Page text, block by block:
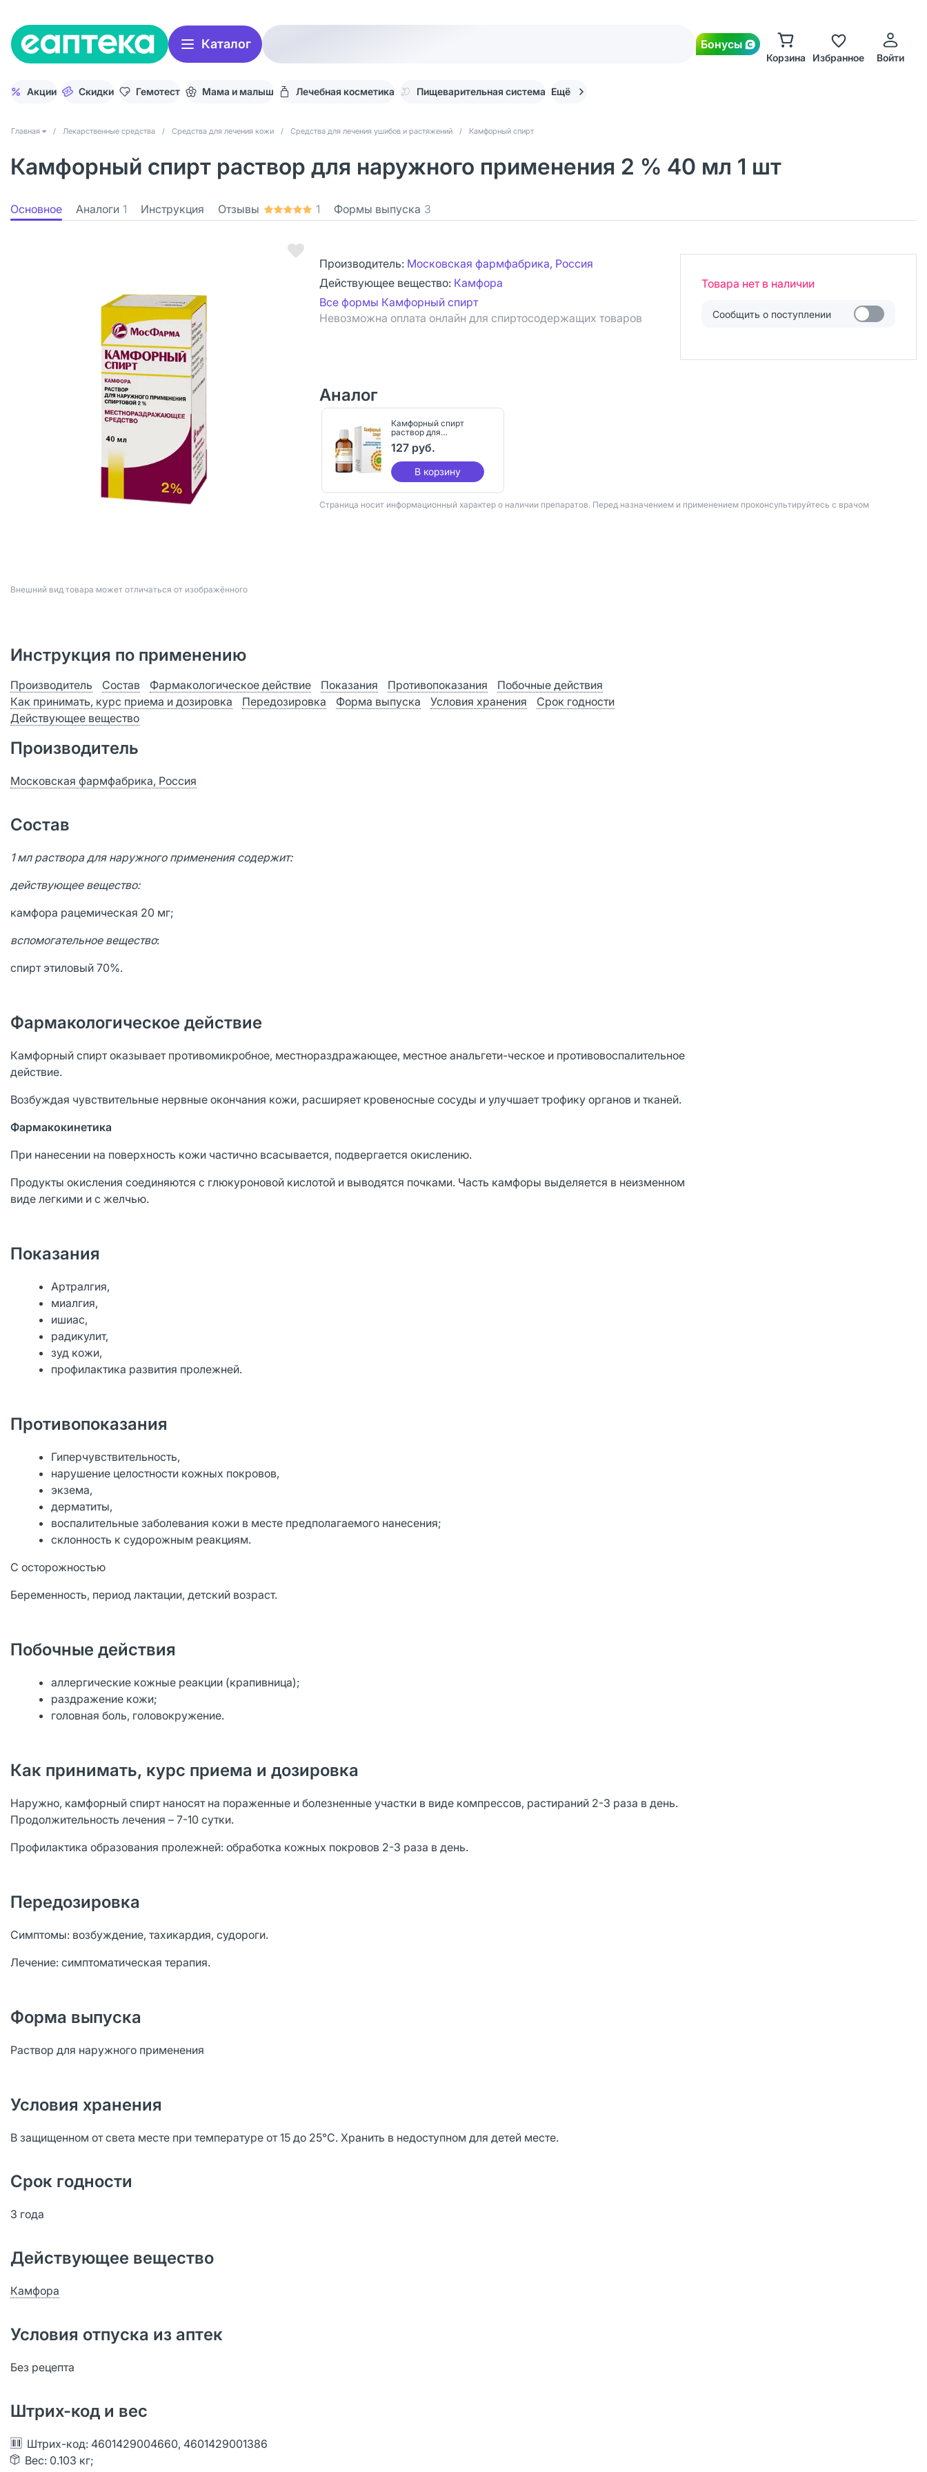
Каталог Бонусы
Корзина Избранное Войти
Акции Скидки Гемотест Мама и малыш Лечебная косметика Пищеварительная система Ещё
Главная / Лекарственные средства / Средства для лечения кожи / Средства для лечения ушибов и растяжений / Камфорный спирт
Камфорный спирт раствор для наружного применения 2 % 40 мл 1 шт
Основное Аналоги 1 Инструкция Отзывы 1 Формы выпуска 3
Bнешний вид товара может отличаться от изображённого
Производитель: Московская фармфабрика, Россия
Действующее вещество: Камфора
Все формы Камфорный спирт
Невозможна оплата онлайн для спиртосодержащих товаров
Товара нет в наличии
Сообщить о поступлении
Аналог
Камфорный спирт
раствор для
наружного
применения 2 % 40 мл
1 шт
127 руб.
В корзину
Страница носит информационный характер о наличии препаратов. Перед назначением и применением проконсультируйтесь с врачом
Инструкция по применению
Производитель Состав Фармакологическое действие Показания Противопоказания
Побочные действия
Как принимать, курс приема и дозировка
Передозировка Форма выпуска Условия хранения
Срок годности
Действующее вещество
Производитель
Московская фармфабрика, Россия
Состав
1 мл раствора для наружного применения содержит:
действующее вещество:
камфора рацемическая 20 мг;
вспомогательное вещество:
спирт этиловый 70%.
Фармакологическое действие
Камфорный спирт оказывает противомикробное, местнораздражающее, местное анальгети-ческое и противовоспалительное
действие.
Возбуждая чувствительные нервные окончания кожи, расширяет кровеносные сосуды и улучшает трофику органов и тканей.
Фармакокинетика
При нанесении на поверхность кожи частично всасывается, подвергается окислению.
Продукты окисления соединяются с глюкуроновой кислотой и выводятся почками. Часть камфоры выделяется в неизменном
виде легкими и с желчью.
Показания
Артралгия,
миалгия,
ишиас,
радикулит,
зуд кожи,
профилактика развития пролежней.
Противопоказания
Гиперчувствительность,
нарушение целостности кожных покровов,
экзема,
дерматиты,
воспалительные заболевания кожи в месте предполагаемого нанесения;
склонность к судорожным реакциям.
С осторожностью
Беременность, период лактации, детский возраст.
Побочные действия
аллергические кожные реакции (крапивница);
раздражение кожи;
головная боль, головокружение.
Как принимать, курс приема и дозировка
Наружно, камфорный спирт наносят на пораженные и болезненные участки в виде компрессов, растираний 2-3 раза в день.
Продолжительность лечения – 7-10 сутки.
Профилактика образования пролежней: обработка кожных покровов 2-3 раза в день.
Передозировка
Симптомы: возбуждение, тахикардия, судороги.
Лечение: симптоматическая терапия.
Форма выпуска
Раствор для наружного применения
Условия хранения
В защищенном от света месте при температуре от 15 до 25°С. Хранить в недоступном для детей месте.
Срок годности
3 года
Действующее вещество
Камфора
Условия отпуска из аптек
Без рецепта
Штрих-код и вес
Штрих-код: 4601429004660, 4601429001386
Вес: 0.103 кг;